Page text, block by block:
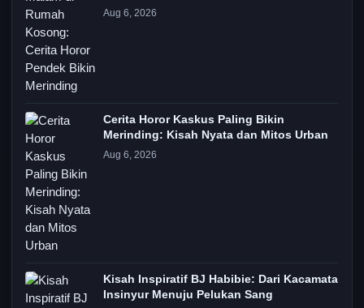
Aug 6, 2026
Cerita Horor Kaskus Paling Bikin
Merinding: Kisah Nyata dan Mitos Urban
Aug 6, 2026
Kisah Inspiratif BJ Habibie: Dari Kacamata
Insinyur Menuju Pelukan Sang